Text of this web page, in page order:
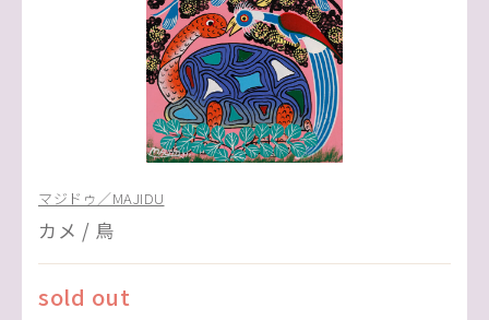
マジドゥ／MAJIDU
カメ / 鳥
sold out